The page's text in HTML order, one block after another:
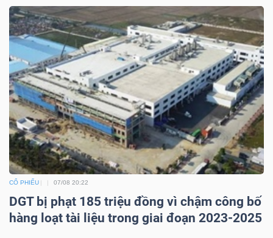
CỔ PHIẾU 07/08 20:22
DGT bị phạt 185 triệu đồng vì chậm công bố
hàng loạt tài liệu trong giai đoạn 2023-2025